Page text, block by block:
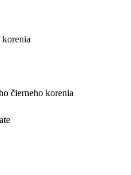
korenia
čierneho korenia